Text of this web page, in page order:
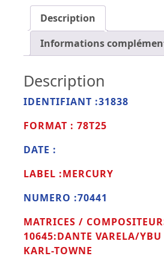
Description
Informations
Description
IDENTIFIANT :31838
FORMAT : 78T25
DATE :
LABEL :MERCURY
NUMERO :70441
MATRICES /
10645:DANTE VARELA/
KARL-TOWNE